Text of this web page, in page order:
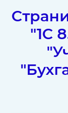
"1C